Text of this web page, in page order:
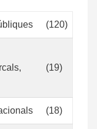
(120)
(19)
(18)